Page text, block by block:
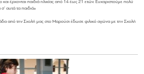
και έρχονται παιδιά ηλικίας από 14 έως 21 ετών. Ευχαριστούμε πολύ
αυτά τα παιδιά»
από την Σχολή μας στο Μαρούσι έδωσε φιλικό αγώνα με την Σχολή